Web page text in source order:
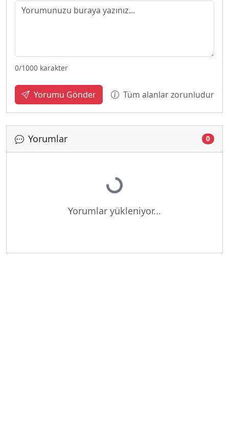
0/1000 karakter
Yorumu Gönder Tüm alanlar zorunludur
Yorumlar 0
Yükleniyor...
Yorumlar yükleniyor...